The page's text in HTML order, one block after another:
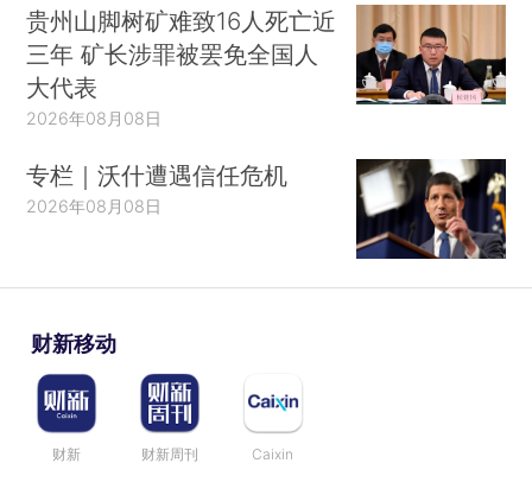
贵州山脚树矿难致16人死亡近
三年 矿长涉罪被罢免全国人
大代表
2026年08月08日
专栏｜沃什遭遇信任危机
2026年08月08日
财新移动
财新 财新周刊 Caixin